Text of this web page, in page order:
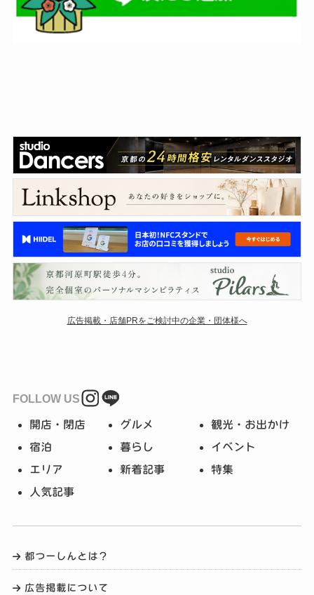
広告掲載・店舗PRをご検討中の企業・団体様へ
FOLLOW US
開店・閉店 グルメ 観光・お出かけ
宿泊 暮らし イベント
エリア 新着記事 特集
人気記事
都つーしんとは？
広告掲載について